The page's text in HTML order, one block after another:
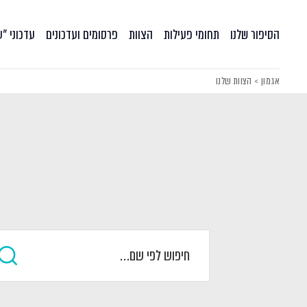
הסיפור שלנו תחומי פעילות הצוות פרסומים ועדכונים עדכוני
אגמון > הצוות שלנו